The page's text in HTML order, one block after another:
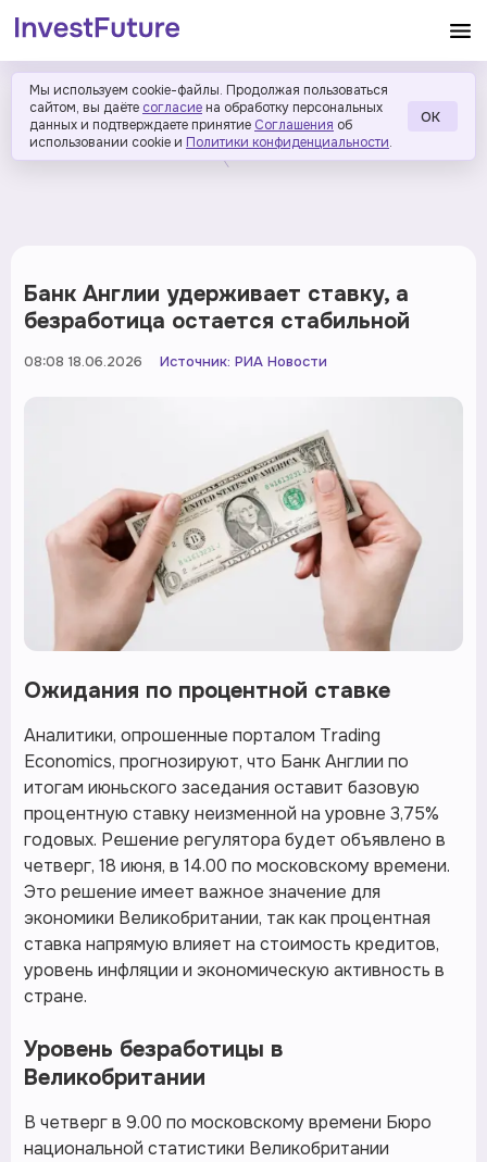
Мы используем cookie-файлы. Продолжая пользоваться
сайтом, вы даёте согласие на обработку персональных
данных и подтверждаете принятие Соглашения об
использовании cookie и Политики конфиденциальности.
ОК
Банк Англии удерживает ставку, а
безработица остается стабильной
08:08 18.06.2026 Источник: РИА Новости
Ожидания по процентной ставке
Аналитики, опрошенные порталом Trading
Economics, прогнозируют, что Банк Англии по
итогам июньского заседания оставит базовую
процентную ставку неизменной на уровне 3,75%
годовых. Решение регулятора будет объявлено в
четверг, 18 июня, в 14.00 по московскому времени.
Это решение имеет важное значение для
экономики Великобритании, так как процентная
ставка напрямую влияет на стоимость кредитов,
уровень инфляции и экономическую активность в
стране.
Уровень безработицы в
Великобритании
В четверг в 9.00 по московскому времени Бюро
национальной статистики Великобритании